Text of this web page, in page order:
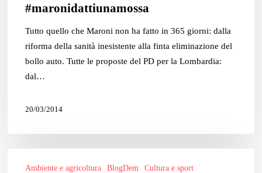
#maronidattiunamossa
Tutto quello che Maroni non ha fatto in 365 giorni: dalla
riforma della sanità inesistente alla finta eliminazione del
bollo auto. Tutte le proposte del PD per la Lombardia:
dal…
20/03/2014
Ambiente e agricoltura BlogDem Cultura e sport